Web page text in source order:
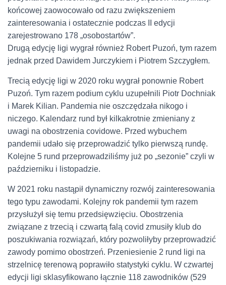
końcowej zaowocowało od razu zwiększeniem
zainteresowania i ostatecznie podczas II edycji
zarejestrowano 178 „osobostartów”.
Drugą edycję ligi wygrał również Robert Puzoń, tym razem
jednak przed Dawidem Jurczykiem i Piotrem Szczygłem.
Trecią edycję ligi w 2020 roku wygrał ponownie Robert
Puzoń. Tym razem podium cyklu uzupełnili Piotr Dochniak
i Marek Kilian. Pandemia nie oszczędzała nikogo i
niczego. Kalendarz rund był kilkakrotnie zmieniany z
uwagi na obostrzenia covidowe. Przed wybuchem
pandemii udało się przeprowadzić tylko pierwszą rundę.
Kolejne 5 rund przeprowadziliśmy już po „sezonie” czyli w
październiku i listopadzie.
W 2021 roku nastąpił dynamiczny rozwój zainteresowania
tego typu zawodami. Kolejny rok pandemii tym razem
przysłużył się temu przedsięwzięciu. Obostrzenia
związane z trzecią i czwartą falą covid zmusiły klub do
poszukiwania rozwiązań, który pozwoliłyby przeprowadzić
zawody pomimo obostrzeń. Przeniesienie 2 rund ligi na
strzelnicę terenową poprawiło statystyki cyklu. W czwartej
edycji ligi sklasyfikowano łącznie 118 zawodników (529